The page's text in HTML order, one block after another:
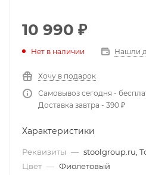
10 990 ₽
Нет в наличии Нашли
Хочу в подарок
Самовывоз сегодня -
Доставка завтра - 390 ₽
Характеристики
Реквизиты — stoolgroup.ru,
Цвет — Фиолетовый